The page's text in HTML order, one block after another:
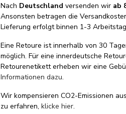
Nach Deutschland versenden wir ab
Ansonsten betragen die
Lieferung erfolgt binnen 1-3
Eine Retoure ist innerhalb von 30
möglich. Für eine innerdeutsche
Retourenetikett erheben wir eine
Informationen dazu.
Wir kompensieren CO2-Emissionen
zu erfahren,klicke hier.